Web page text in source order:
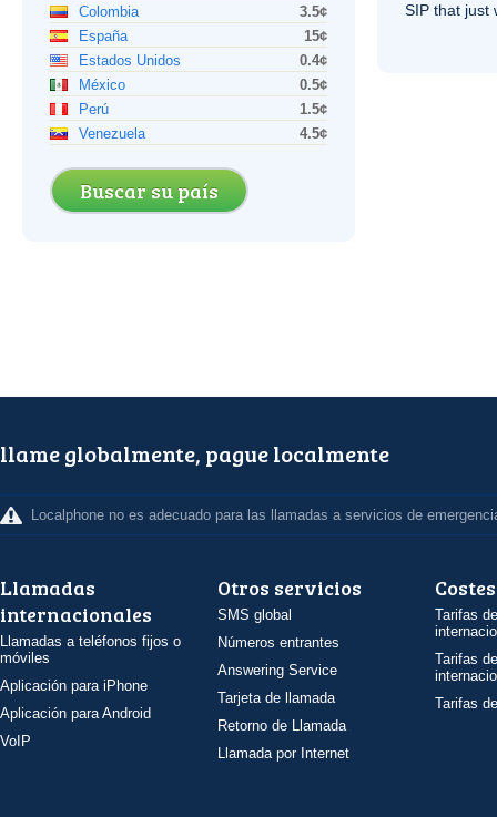
Colombia
3.5¢
España
15¢
Estados Unidos
0.4¢
México
0.5¢
Perú
1.5¢
Venezuela
4.5¢
Buscar su país
SIP that just
llame globalmente, pague localmente
Localphone no es adecuado para las llamadas a servicios de
Llamadas
internacionales
Llamadas a teléfonos fijos o
móviles
Aplicación para iPhone
Aplicación para Android
VoIP
Otros servicios
SMS global
Números entrantes
Answering Service
Tarjeta de llamada
Retorno de Llamada
Llamada por Internet
Costes
Tarifas
Tarifas
Tarifas